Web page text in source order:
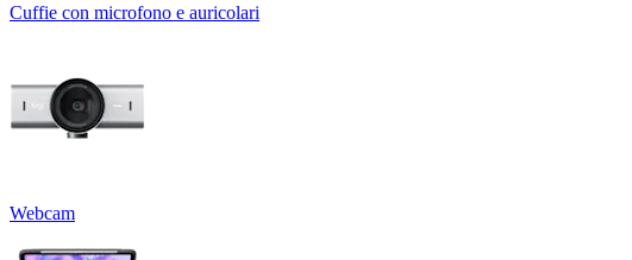
Cuffie con microfono e auricolari
Webcam